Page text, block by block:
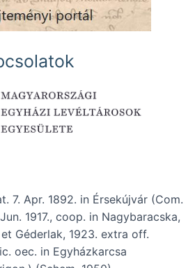
7. Apr. 1892. in Érsekújvár (Com.
1917., coop. in Nagybaracska,
Géderlak, 1923. extra off.
oec. in Egyházkarcsa